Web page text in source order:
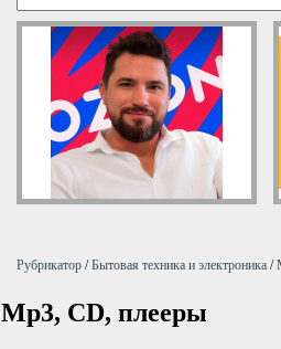
Рубрикатор /Бытовая техника и электроника /
Mp3, CD, плееры